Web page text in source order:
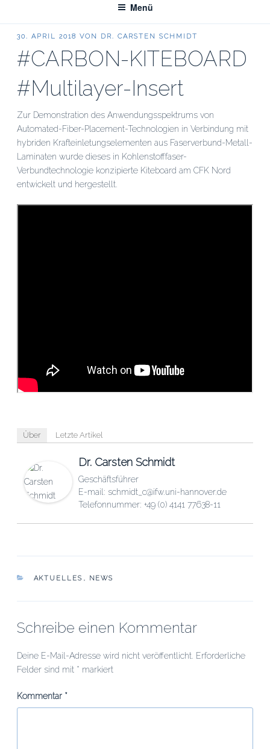
Menü
VERÖFFENTLICHT
30. APRIL 2018 VON DR. CARSTEN SCHMIDT
#CARBON-KITEBOARD
#Multilayer-Insert
Zur Demonstration des Anwendungsspektrums von
Automated-Fiber-Placement-Technologien in Verbindung mit
hybriden Krafteinletungselementen aus Faserverbund-Metall-
Laminaten wurde dieses in Kohlenstofffaser-
Verbundtechnologie konzipierte Kiteboard am CFK Nord
entwickelt und hergestellt.
Über Letzte Artikel
Dr. Carsten Schmidt
Geschäftsführer
E-mail: schmidt_c@ifw.uni-hannover.de
Telefonnummer: +49 (0) 4141 77638-11
KATEGORIEN
AKTUELLES , NEWS
Schreibe einen Kommentar
Deine E-Mail-Adresse wird nicht veröffentlicht. Erforderliche
Felder sind mit * markiert
Kommentar *